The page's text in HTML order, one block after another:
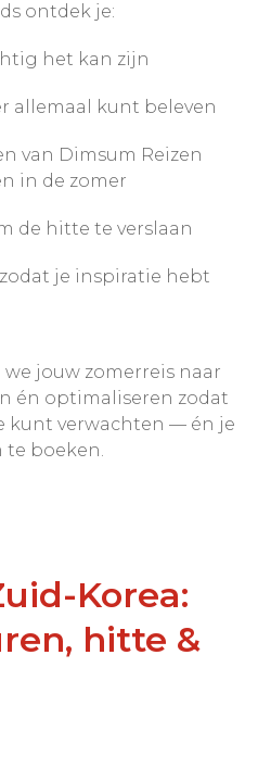
ontdek je:
het kan zijn
allemaal kunt beleven
van Dimsum Reizen
in de zomer
de hitte te verslaan
je inspiratie hebt
jouw zomerreis naar
én optimaliseren zodat
kunt verwachten — én je
te boeken.
Korea:
hitte &